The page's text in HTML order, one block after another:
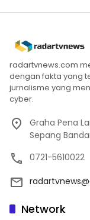
radartvnews.com
dengan fakta yang
jurnalisme yang
cyber.
Graha Pena
Sepang
0721-5610022
Network